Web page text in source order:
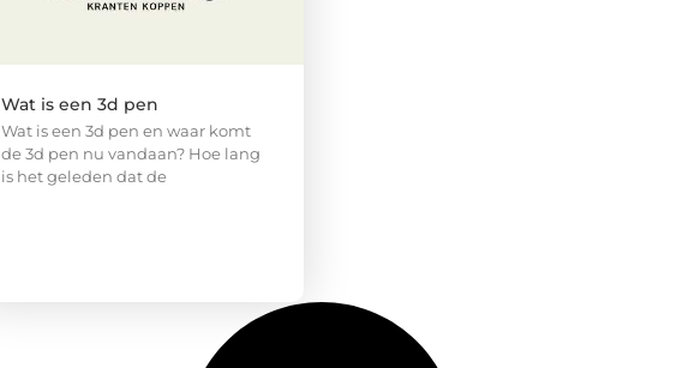
Wat is een 3d pen
Wat is een 3d pen en waar komt
de 3d pen nu vandaan? Hoe lang
is het geleden dat de